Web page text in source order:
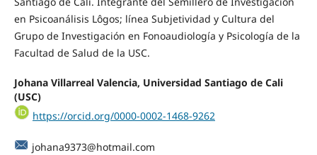
en Psicoanálisis Lôgos; línea Subjetividad y Cultura del
Grupo de Investigación en Fonoaudiología y Psicología de la
Facultad de Salud de la USC.
Johana Villarreal Valencia, Universidad Santiago de Cali
(USC)
https://orcid.org/0000-0002-1468-9262
johana9373@hotmail.com